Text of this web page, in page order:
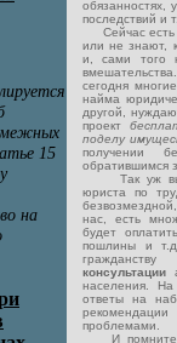
обязанностях,
последствий и
Сейчас есть
или не знают,
и, сами того
сегодня
найма
другой,
проект
поделу
получении
обратившимся
Так уж
юриста по
нас, есть
будет
пошлины и
гражданству
консультации
населения.
ответы на
проблемами.
И помните,